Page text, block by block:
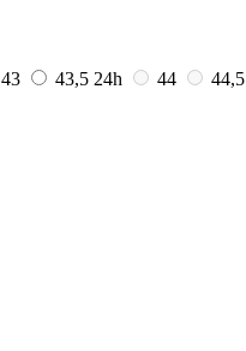
43 43,5 24h 44 44,5